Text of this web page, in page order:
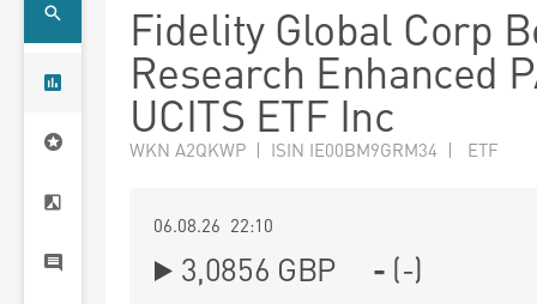
Fidelity Global Corp
Research Enhanced
UCITS ETF Inc
WKN A2QKWP | ISIN IE00BM9GRM34 | ETF
06.08.26 22:10
3,0856 GBP - (-)